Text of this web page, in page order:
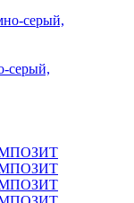
серый,